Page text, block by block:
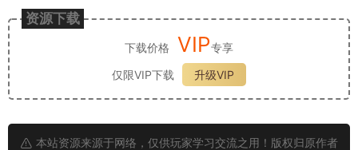
资源下载
下载价格 VIP专享
仅限VIP下载
升级VIP
本站资源来源于网络，仅供玩家学习交流之用！版权归原作者